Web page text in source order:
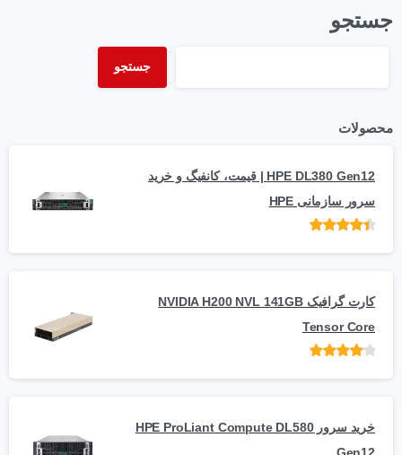
جستجو
جستجو
محصولات
HPE DL380 Gen12 | قیمت، کانفیگ و خرید
سرور سازمانی HPE
کارت گرافیک NVIDIA H200 NVL 141GB
Tensor Core
5
خرید سرور HPE ProLiant Compute DL580
Gen12